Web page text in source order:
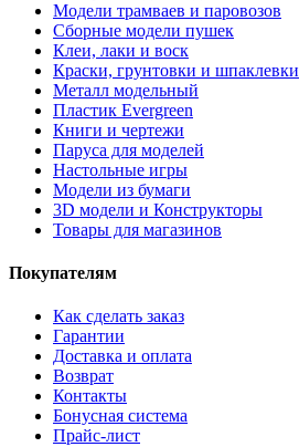
Модели трамваев и паровозов
Сборные модели пушек
Клеи, лаки и воск
Краски, грунтовки и шпаклевки
Металл модельный
Пластик Evergreen
Книги и чертежи
Паруса для моделей
Настольные игры
Модели из бумаги
3D модели и Конструкторы
Товары для магазинов
Покупателям
Как сделать заказ
Гарантии
Доставка и оплата
Возврат
Контакты
Бонусная система
Прайс-лист